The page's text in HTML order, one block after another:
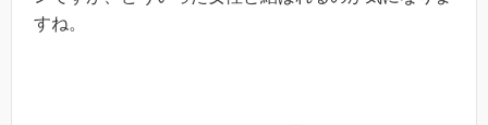
すね。